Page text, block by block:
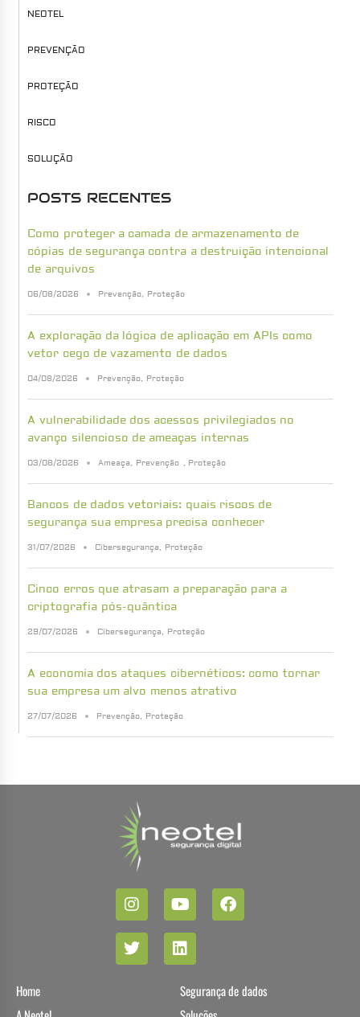
NEOTEL
PREVENÇÃO
PROTEÇÃO
RISCO
SOLUÇÃO
POSTS RECENTES
Como proteger a camada de armazenamento de
cópias de segurança contra a destruição intencional
de arquivos
06/08/2026 Prevenção, Proteção
A exploração da lógica de aplicação em APIs como
vetor cego de vazamento de dados
04/08/2026 Prevenção, Proteção
A vulnerabilidade dos acessos privilegiados no
avanço silencioso de ameaças internas
03/08/2026 Ameaça, Prevenção , Proteção
Bancos de dados vetoriais: quais riscos de
segurança sua empresa precisa conhecer
31/07/2026 Cibersegurança, Proteção
Cinco erros que atrasam a preparação para a
criptografia pós-quântica
29/07/2026 Cibersegurança, Proteção
A economia dos ataques cibernéticos: como tornar
sua empresa um alvo menos atrativo
27/07/2026 Prevenção, Proteção
Home
Segurança de dados